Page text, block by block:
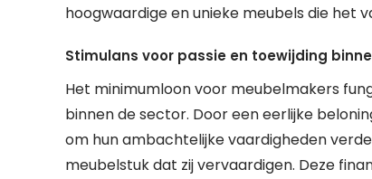
hoogwaardige en unieke meubels die het
Stimulans voor passie en toewijding
Het minimumloon voor meubelmakers
binnen de sector. Door een eerlijke
om hun ambachtelijke vaardigheden
meubelstuk dat zij vervaardigen. Deze